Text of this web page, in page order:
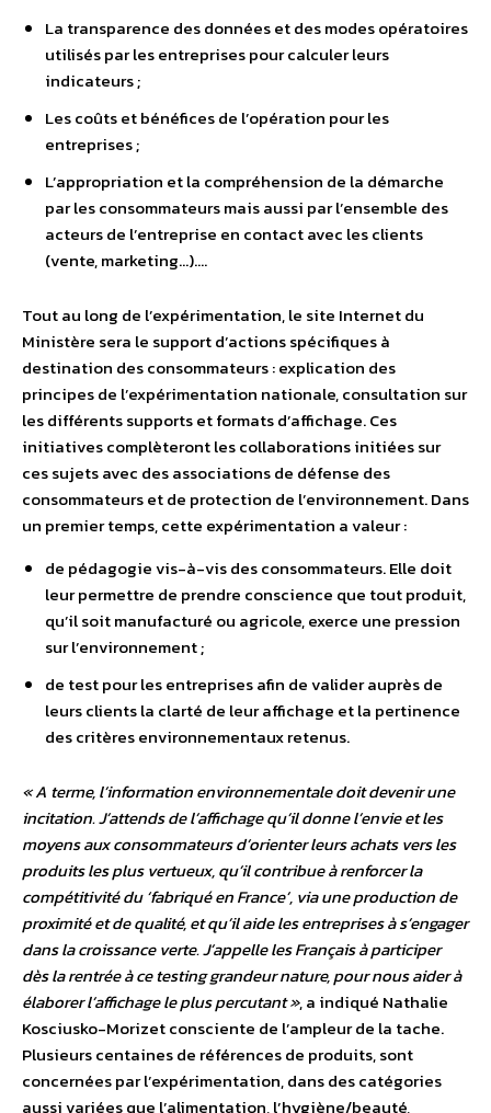
La transparence des données et des modes opératoires
utilisés par les entreprises pour calculer leurs
indicateurs ;
Les coûts et bénéfices de l’opération pour les
entreprises ;
L’appropriation et la compréhension de la démarche
par les consommateurs mais aussi par l’ensemble des
acteurs de l’entreprise en contact avec les clients
(vente, marketing…)….
Tout au long de l’expérimentation, le site Internet du
Ministère sera le support d’actions spécifiques à
destination des consommateurs : explication des
principes de l’expérimentation nationale, consultation sur
les différents supports et formats d’affichage. Ces
initiatives complèteront les collaborations initiées sur
ces sujets avec des associations de défense des
consommateurs et de protection de l’environnement. Dans
un premier temps, cette expérimentation a valeur :
de pédagogie vis-à-vis des consommateurs. Elle doit
leur permettre de prendre conscience que tout produit,
qu’il soit manufacturé ou agricole, exerce une pression
sur l’environnement ;
de test pour les entreprises afin de valider auprès de
leurs clients la clarté de leur affichage et la pertinence
des critères environnementaux retenus.
« A terme, l’information environnementale doit devenir une
incitation. J’attends de l’affichage qu’il donne l’envie et les
moyens aux consommateurs d’orienter leurs achats vers les
produits les plus vertueux, qu’il contribue à renforcer la
compétitivité du ‘fabriqué en France’, via une production de
proximité et de qualité, et qu’il aide les entreprises à s’engager
dans la croissance verte. J’appelle les Français à participer
dès la rentrée à ce testing grandeur nature, pour nous aider à
élaborer l’affichage le plus percutant », a indiqué Nathalie
Kosciusko-Morizet consciente de l’ampleur de la tache.
Plusieurs centaines de références de produits, sont
concernées par l’expérimentation, dans des catégories
aussi variées que l’alimentation, l’hygiène/beauté,